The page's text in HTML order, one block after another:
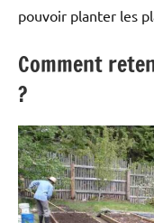
pouvoir planter les
Comment
?